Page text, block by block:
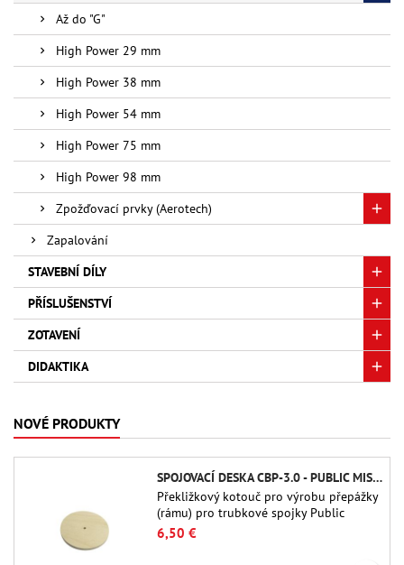
Až do "G"
High Power 29 mm
High Power 38 mm
High Power 54 mm
High Power 75 mm
High Power 98 mm
Zpožďovací prvky (Aerotech)
Zapalování
STAVEBNÍ DÍLY
PŘÍSLUŠENSTVÍ
ZOTAVENÍ
DIDAKTIKA
NOVÉ PRODUKTY
SPOJOVACÍ DESKA CBP-3.0 - PUBLIC MISSILES LTD.
Překližkový kotouč pro výrobu přepážky
(rámu) pro trubkové spojky Public
Missiles Ltd. o průměru 75 mm (PT-
3.0/QT-3.0)
6,50 €